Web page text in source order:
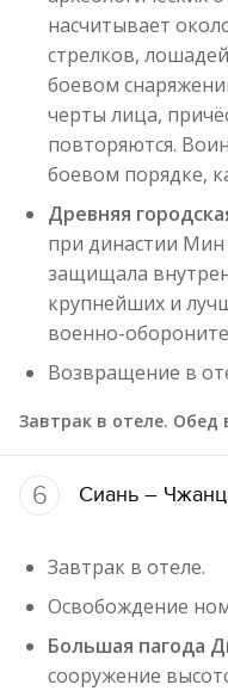
насчитывает
стрелков,
боевом
черты лица,
повторяются.
боевом порядке,
Древняя
при династии Мин
защищала
крупнейших и
военно-
Возвращение в
Завтрак в отеле. Обед
6 Сиань –
Завтрак в отеле.
Освобождение
Большая пагода
сооружение